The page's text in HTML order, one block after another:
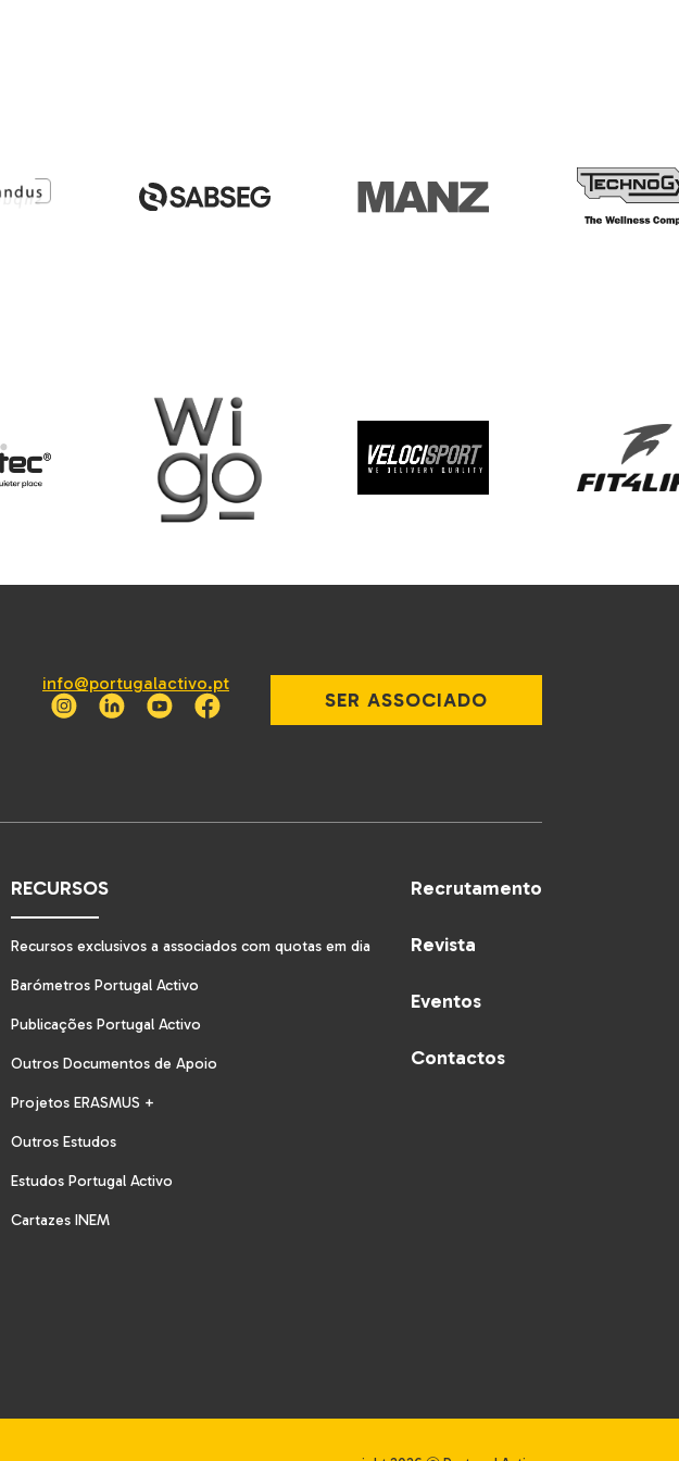
info@portugalactivo.pt
SER ASSOCIADO
RECURSOS
Recursos exclusivos a associados com quotas em dia
Barómetros Portugal Activo
Publicações Portugal Activo
Outros Documentos de Apoio
Projetos ERASMUS +
Outros Estudos
Estudos Portugal Activo
Cartazes INEM
Recrutamento
Revista
Eventos
Contactos